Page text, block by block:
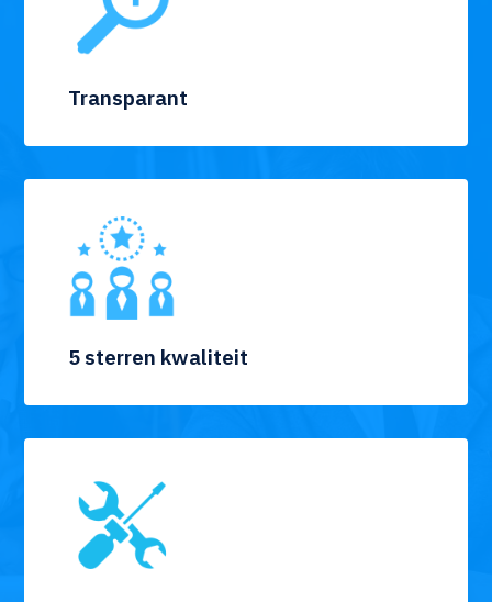
Transparant
5 sterren kwaliteit